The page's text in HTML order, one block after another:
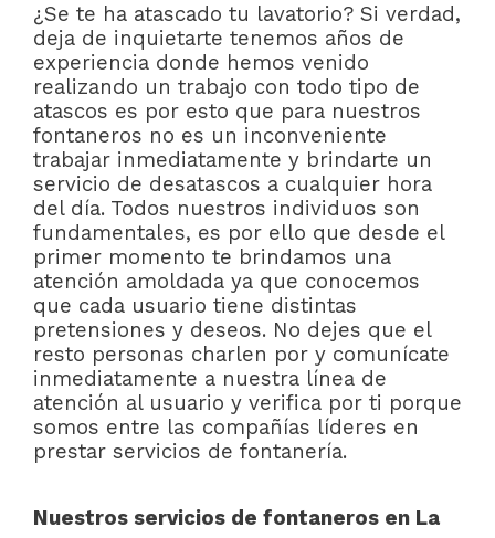
¿Se te ha atascado tu lavatorio? Si verdad,
deja de inquietarte tenemos años de
experiencia donde hemos venido
realizando un trabajo con todo tipo de
atascos es por esto que para nuestros
fontaneros no es un inconveniente
trabajar inmediatamente y brindarte un
servicio de desatascos a cualquier hora
del día. Todos nuestros individuos son
fundamentales, es por ello que desde el
primer momento te brindamos una
atención amoldada ya que conocemos
que cada usuario tiene distintas
pretensiones y deseos. No dejes que el
resto personas charlen por y comunícate
inmediatamente a nuestra línea de
atención al usuario y verifica por ti porque
somos entre las compañías líderes en
prestar servicios de fontanería.
Nuestros servicios de fontaneros en La